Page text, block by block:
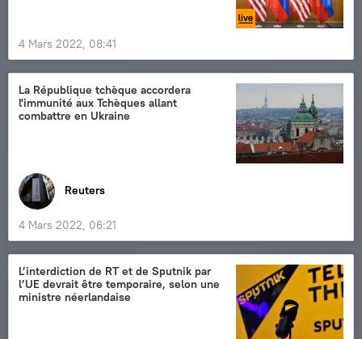
4 Mars 2022, 08:41
La République tchèque accordera
l'immunité aux Tchèques allant
combattre en Ukraine
Reuters
4 Mars 2022, 06:21
L’interdiction de RT et de Sputnik par
l’UE devrait être temporaire, selon une
ministre néerlandaise